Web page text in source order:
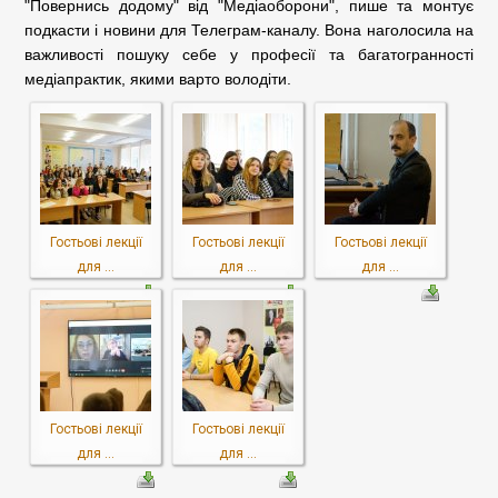
"Повернись додому" від "Медіаоборони", пише та монтує
подкасти і новини для Телеграм-каналу. Вона наголосила на
важливості пошуку себе у професії та багатогранності
медіапрактик, якими варто володіти.
Гостьові лекції
для ...
Гостьові лекції
для ...
Гостьові лекції
для ...
Гостьові лекції
для ...
Гостьові лекції
для ...